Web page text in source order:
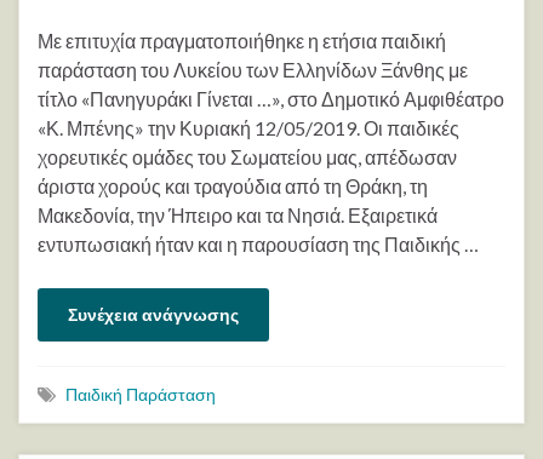
Με επιτυχία πραγματοποιήθηκε η ετήσια παιδική
παράσταση του Λυκείου των Ελληνίδων Ξάνθης με
τίτλο «Πανηγυράκι Γίνεται …», στο Δημοτικό Αμφιθέατρο
«Κ. Μπένης» την Κυριακή 12/05/2019. Οι παιδικές
χορευτικές ομάδες του Σωματείου μας, απέδωσαν
άριστα χορούς και τραγούδια από τη Θράκη, τη
Μακεδονία, την Ήπειρο και τα Νησιά. Εξαιρετικά
εντυπωσιακή ήταν και η παρουσίαση της Παιδικής …
Συνέχεια ανάγνωσης
Παιδική Παράσταση